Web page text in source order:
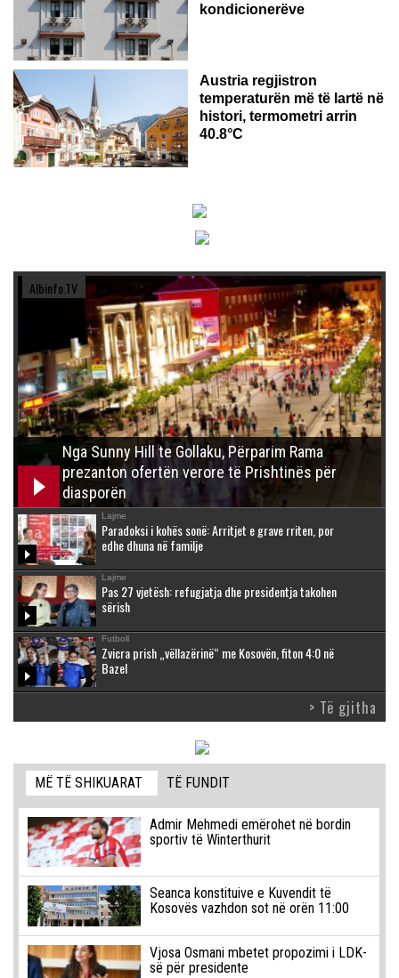
kondicionerëve
Austria regjistron
temperaturën më të lartë në
histori, termometri arrin
40.8°C
Albinfo.TV
Nga Sunny Hill te Gollaku, Përparim Rama
prezanton ofertën verore të Prishtinës për
diasporën
Lajme
Paradoksi i kohës sonë: Arritjet e grave rriten, por
edhe dhuna në familje
Lajme
Pas 27 vjetësh: refugjatja dhe presidentja takohen
sërish
Futboll
Zvicra prish „vëllazërinë“ me Kosovën, fiton 4:0 në
Bazel
> Të gjitha
MË TË SHIKUARAT TË FUNDIT
Admir Mehmedi emërohet në bordin
sportiv të Winterthurit
Seanca konstituive e Kuvendit të
Kosovës vazhdon sot në orën 11:00
Vjosa Osmani mbetet propozimi i LDK-
së për presidente